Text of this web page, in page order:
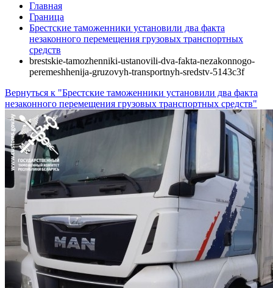
Главная
Граница
Брестские таможенники установили два факта
незаконного перемещения грузовых транспортных
средств
brestskie-tamozhenniki-ustanovili-dva-fakta-nezakonnogo-
peremeshhenija-gruzovyh-transportnyh-sredstv-5143c3f
Вернуться к "Брестские таможенники установили два факта
незаконного перемещения грузовых транспортных средств"